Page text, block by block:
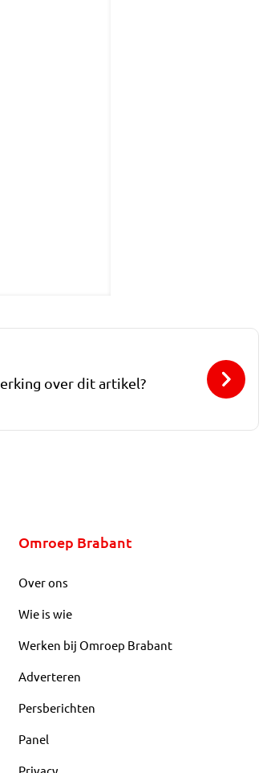
over dit artikel?
Omroep Brabant
Over ons
Wie is wie
Werken bij Omroep Brabant
Adverteren
Persberichten
Panel